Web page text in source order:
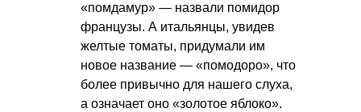
«помдамур» — назвали помидор
францу­зы. А итальянцы, увидев
желтые томаты, придумали им
новое название — «помодоро», что
более привычно для нашего слуха,
а означает оно «золотое яблоко».